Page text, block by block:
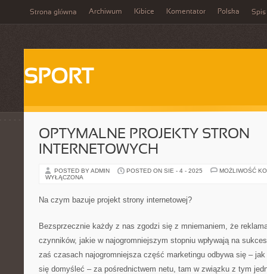
Strona główna Archiwum Kibice Komentator Polska Spis
SPORT
OPTYMALNE PROJEKTY STRON
INTERNETOWYCH
POSTED BY ADMIN POSTED ON SIE - 4 - 2025
MOŻLIWOŚĆ
WYŁĄCZONA
Na czym bazuje projekt strony internetowej?
Bezsprzecznie każdy z nas zgodzi się z mniemaniem, że
czynników, jakie w najogromniejszym stopniu wpływają na
zaś czasach najogromniejsza część marketingu odbywa się –
się domyśleć – za pośrednictwem netu, tam w związku z tym